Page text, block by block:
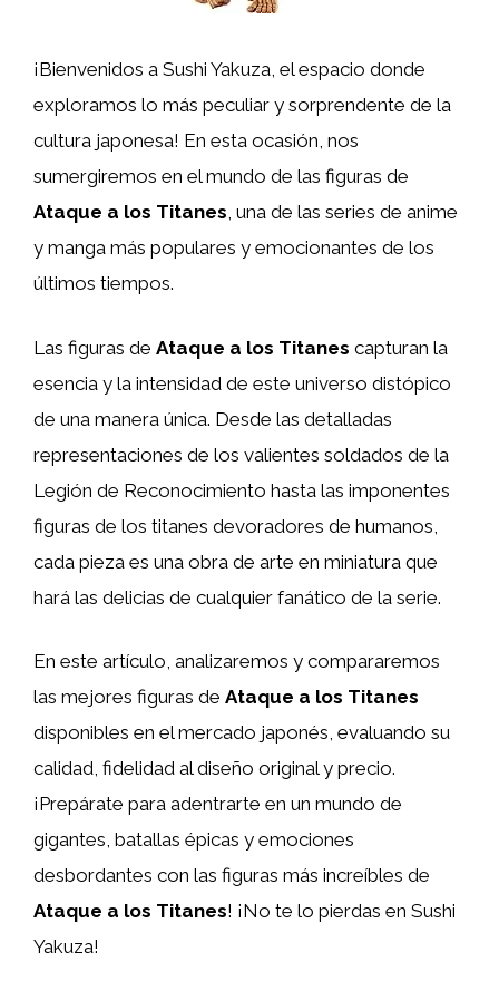
¡Bienvenidos a Sushi Yakuza, el espacio donde
exploramos lo más peculiar y sorprendente de la
cultura japonesa! En esta ocasión, nos
sumergiremos en el mundo de las figuras de
Ataque a los Titanes, una de las series de anime
y manga más populares y emocionantes de los
últimos tiempos.
Las figuras de Ataque a los Titanes capturan la
esencia y la intensidad de este universo distópico
de una manera única. Desde las detalladas
representaciones de los valientes soldados de la
Legión de Reconocimiento hasta las imponentes
figuras de los titanes devoradores de humanos,
cada pieza es una obra de arte en miniatura que
hará las delicias de cualquier fanático de la serie.
En este artículo, analizaremos y compararemos
las mejores figuras de Ataque a los Titanes
disponibles en el mercado japonés, evaluando su
calidad, fidelidad al diseño original y precio.
¡Prepárate para adentrarte en un mundo de
gigantes, batallas épicas y emociones
desbordantes con las figuras más increíbles de
Ataque a los Titanes! ¡No te lo pierdas en Sushi
Yakuza!